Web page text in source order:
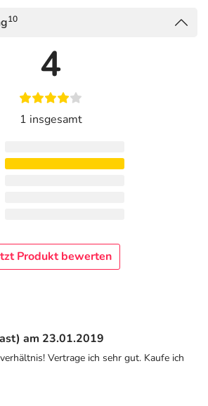
10
4
1 insgesamt
Produkt bewerten
am 23.01.2019
Vertrage ich sehr gut. Kaufe ich